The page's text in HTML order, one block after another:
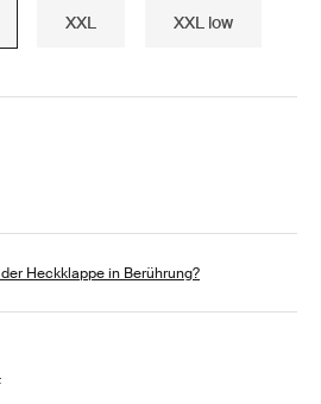
XXL XXL low
Glossy (selected)
Titan Glossy
Heckklappe in Berührung?